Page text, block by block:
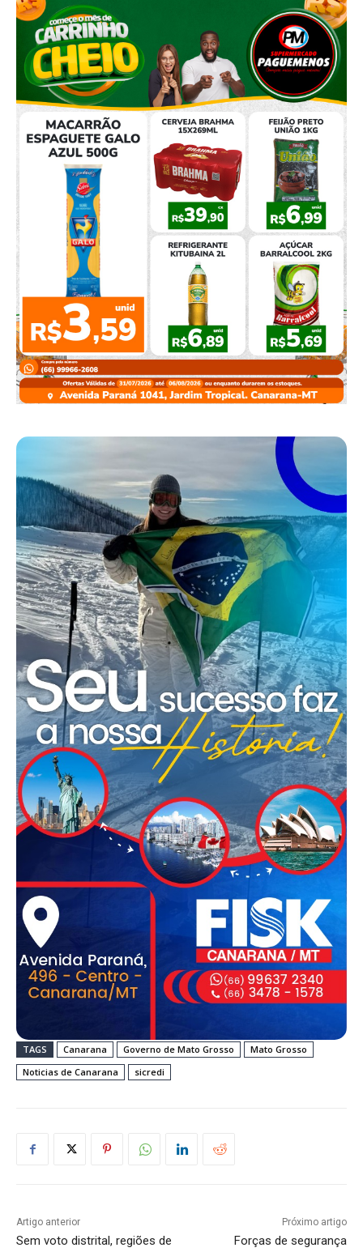
TAGS Canarana Governo de Mato Grosso
Mato Grosso
Noticias de Canarana
sicredi
Artigo anterior
Sem voto distrital, regiões de
Próximo artigo
Forças de segurança